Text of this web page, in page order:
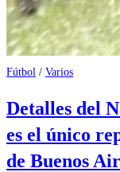
Fútbol / Varios
Detalles del
es el único
de Buenos